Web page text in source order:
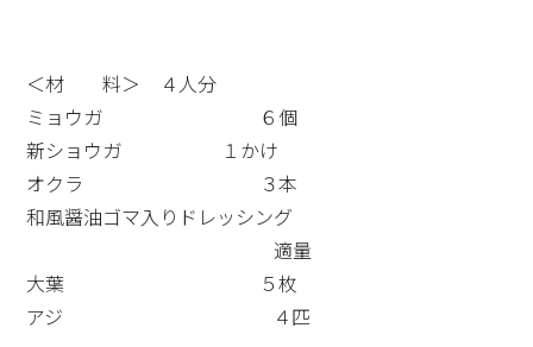
＜材 料＞ ４人分
ミョウガ ６個
新ショウガ １かけ
オクラ ３本
和風醤油ゴマ入りドレッシング
適量
大葉 ５枚
アジ ４匹